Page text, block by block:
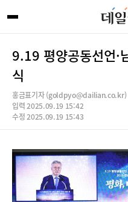
9.19 평양공동선언·
식
홍금표기자 (goldpyo@dailian.co.kr)
입력 2025.09.19 15:42
수정 2025.09.19 15:43